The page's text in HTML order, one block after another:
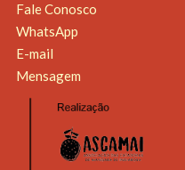
Fale Conosco
WhatsApp
E-mail
Mensagem